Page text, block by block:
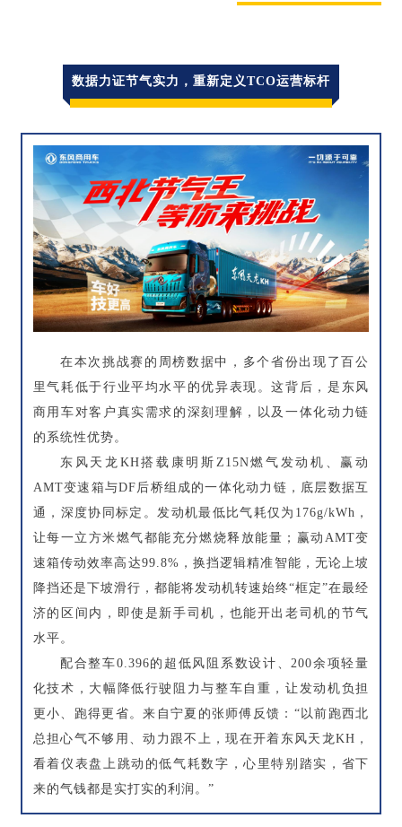
数据力证节气实力，重新定义TCO运营标杆
在本次挑战赛的周榜数据中，多个省份出现了百公
里气耗低于行业平均水平的优异表现。这背后，是东风
商用车对客户真实需求的深刻理解，以及一体化动力链
的系统性优势。
东风天龙KH搭载康明斯Z15N燃气发动机、赢动
AMT变速箱与DF后桥组成的一体化动力链，底层数据互
通，深度协同标定。发动机最低比气耗仅为176g/kWh，
让每一立方米燃气都能充分燃烧释放能量；赢动AMT变
速箱传动效率高达99.8%，换挡逻辑精准智能，无论上坡
降挡还是下坡滑行，都能将发动机转速始终“框定”在最经
济的区间内，即使是新手司机，也能开出老司机的节气
水平。
配合整车0.396的超低风阻系数设计、200余项轻量
化技术，大幅降低行驶阻力与整车自重，让发动机负担
更小、跑得更省。来自宁夏的张师傅反馈：“以前跑西北
总担心气不够用、动力跟不上，现在开着东风天龙KH，
看着仪表盘上跳动的低气耗数字，心里特别踏实，省下
来的气钱都是实打实的利润。”